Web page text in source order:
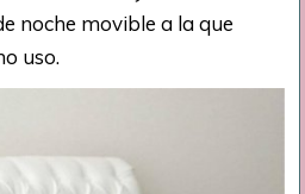
noche movible a la que
uso.